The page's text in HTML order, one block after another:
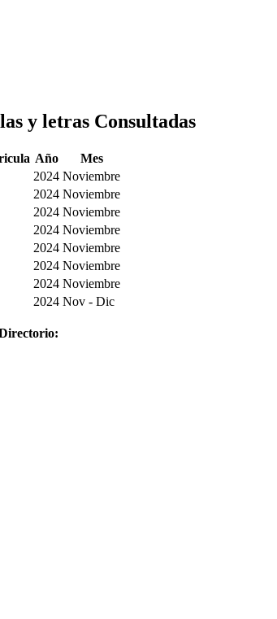
y letras Consultadas
Año
Mes
2024 Noviembre
2024 Noviembre
2024 Noviembre
2024 Noviembre
2024 Noviembre
2024 Noviembre
2024 Noviembre
2024 Nov - Dic